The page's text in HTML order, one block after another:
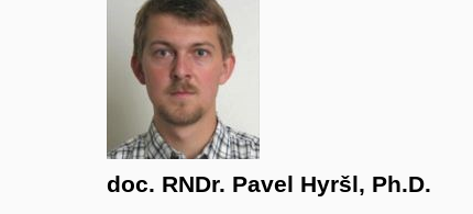
doc. RNDr. Pavel Hyršl, Ph.D.